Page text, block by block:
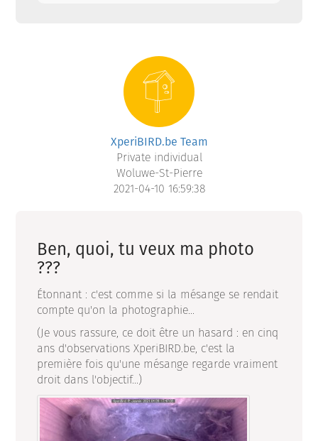
XperiBIRD.be Team
Private individual
Woluwe-St-Pierre
2021-04-10 16:59:38
Ben, quoi, tu veux ma photo
???
Étonnant : c'est comme si la mésange se rendait
compte qu'on la photographie...
(Je vous rassure, ce doit être un hasard : en cinq
ans d'observations XperiBIRD.be, c'est la
première fois qu'une mésange regarde vraiment
droit dans l'objectif...)